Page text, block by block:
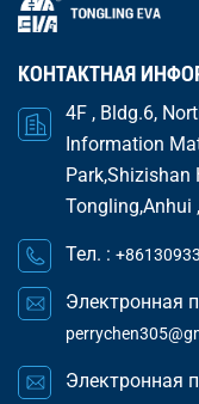
КОНТАКТНАЯ
4F , Bldg.6,
Information
Park,Shizishan
Tongling,Anhui
Тел. :
Электронная
Электронная